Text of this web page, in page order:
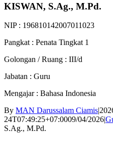
KISWAN, S.Ag., M.Pd.
NIP : 196810142007011023
Pangkat : Penata Tingkat 1
Golongan / Ruang : III/d
Jabatan : Guru
Mengajar : Bahasa Indonesia
By MAN Darussalam Ciamis|
24T07:49:25+07:0009/04/2026|
S.Ag., M.Pd.